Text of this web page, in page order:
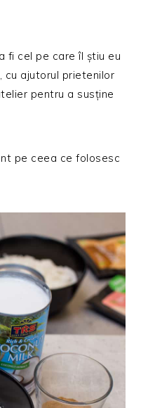
fi cel pe care îl știu eu
cu ajutorul prietenilor
pentru a susține
pe ceea ce folosesc